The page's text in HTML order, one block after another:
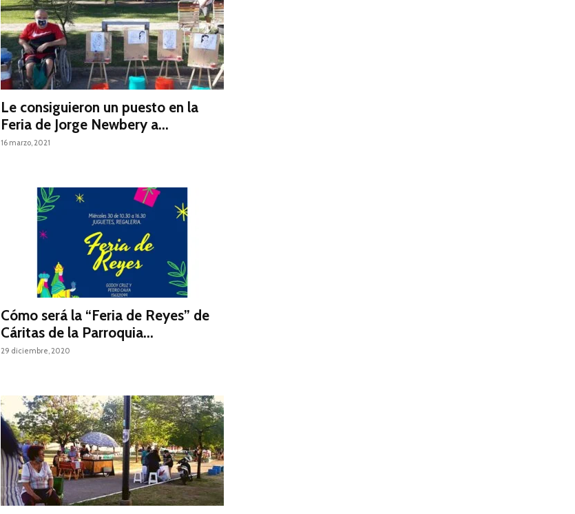
Le consiguieron un puesto en la
Feria de Jorge Newbery a...
16 marzo, 2021
Cómo será la “Feria de Reyes” de
Cáritas de la Parroquia...
29 diciembre, 2020